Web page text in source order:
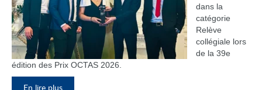
dans la
catégorie
Relève
collégiale lors
de la 39e
édition des Prix OCTAS 2026.
En lire plus